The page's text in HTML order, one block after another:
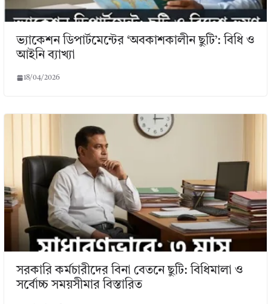
ভ্যাকেশন ডিপার্টমেন্টের ‘অবকাশকালীন ছুটি’: বিধি ও
আইনি ব্যাখ্যা
18/04/2026
সরকারি কর্মচারীদের বিনা বেতনে ছুটি: বিধিমালা ও
সর্বোচ্চ সময়সীমার বিস্তারিত